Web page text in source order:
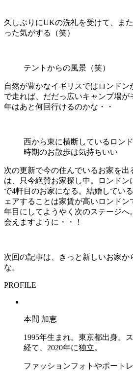
久しぶりにUKの洗礼を受けて、ま
った気がする（笑）
テントからの風景（笑）
自然が豊かなイギリスではロンドン
で走れば、だだっ広いキャンプ場が
年はあと何回行けるのかな・・
西から東に横断しているロン
時期のお散歩は気持ちいい
次の更新で今の住んでいるお家を
は、只今絶賛お家探し中。ロンドン
で4軒目のお家になる。結婚してい
ェアすることは家賃が高いロンドン
年目にしてようやく次のステージへ
会えますように・・！
次回の記事は、きっと新しいお家か
な。
PROFILE
本間 加恵
1995年生まれ。東京都出身。
経て、2020年に独立。
ファッションフォトやポート